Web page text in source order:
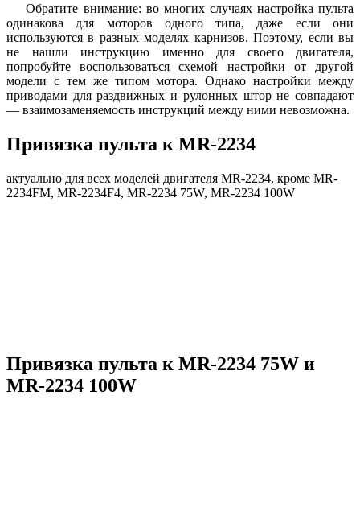
Обратите внимание: во многих случаях настройка пульта
одинакова для моторов одного типа, даже если они
используются в разных моделях карнизов. Поэтому, если вы
не нашли инструкцию именно для своего двигателя,
попробуйте воспользоваться схемой настройки от другой
модели с тем же типом мотора. Однако настройки между
приводами для раздвижных и рулонных штор не совпадают
— взаимозаменяемость инструкций между ними невозможна.
Привязка пульта к MR-2234
актуально для всех моделей двигателя MR-2234, кроме MR-
2234FM, MR-2234F4, MR-2234 75W, MR-2234 100W
Привязка пульта к MR-2234 75W и
MR-2234 100W